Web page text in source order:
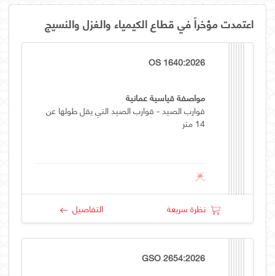
اعتمدت مؤخراً في قطاع الكيمياء والغزل والنسيج
OS 1640:2026
مواصفة قياسية عمانية
قوارب الصيد - قوارب الصيد التي يقل طولها عن
14 متر
نظرة سريعة التفاصيل
GSO 2654:2026